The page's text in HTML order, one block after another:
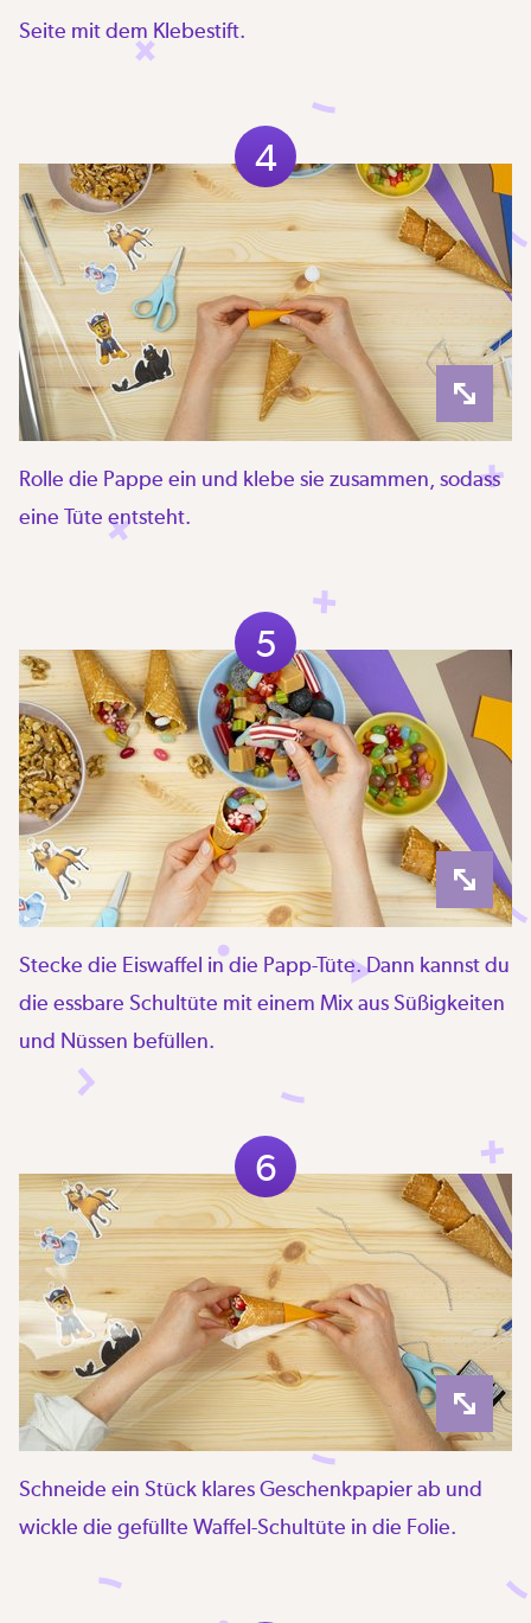
Seite mit dem Klebestift.
4
Rolle die Pappe ein und klebe sie zusammen, sodass
eine Tüte entsteht.
5
Stecke die Eiswaffel in die Papp-Tüte. Dann kannst du
die essbare Schultüte mit einem Mix aus Süßigkeiten
und Nüssen befüllen.
6
Schneide ein Stück klares Geschenkpapier ab und
wickle die gefüllte Waffel-Schultüte in die Folie.